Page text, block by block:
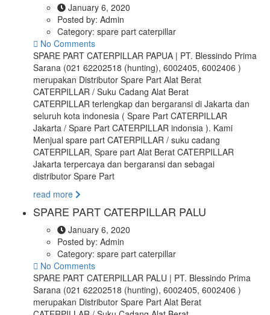
January 6, 2020
Posted by: Admin
Category: spare part caterpillar
No Comments
SPARE PART CATERPILLAR PAPUA | PT. Blessindo Prima
Sarana (021 62202518 (hunting), 6002405, 6002406 )
merupakan Distributor Spare Part Alat Berat
CATERPILLAR / Suku Cadang Alat Berat
CATERPILLAR terlengkap dan bergaransi di Jakarta dan
seluruh kota indonesia ( Spare Part CATERPILLAR
Jakarta / Spare Part CATERPILLAR indonsia ). Kami
Menjual spare part CATERPILLAR / suku cadang
CATERPILLAR, Spare part Alat Berat CATERPILLAR
Jakarta terpercaya dan bergaransi dan sebagai
distributor Spare Part
read more
SPARE PART CATERPILLAR PALU
January 6, 2020
Posted by: Admin
Category: spare part caterpillar
No Comments
SPARE PART CATERPILLAR PALU | PT. Blessindo Prima
Sarana (021 62202518 (hunting), 6002405, 6002406 )
merupakan Distributor Spare Part Alat Berat